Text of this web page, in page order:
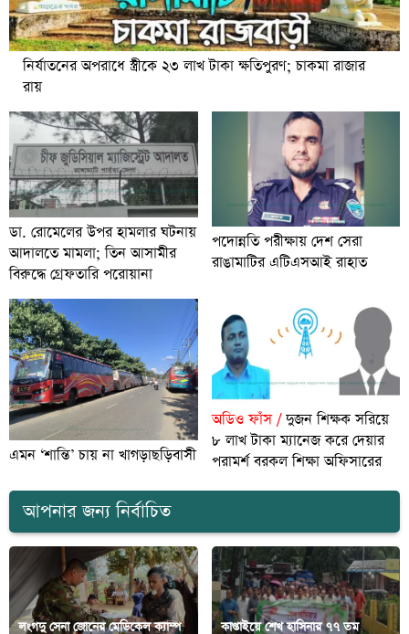
নির্যাতনের অপরাধে স্ত্রীকে ২৩ লাখ টাকা ক্ষতিপুরণ; চাকমা রাজার
রায়
ডা. রোমেলের উপর হামলার ঘটনায়
আদালতে মামলা; তিন আসামীর
বিরুদ্ধে গ্রেফতারি পরোয়ানা
পদোন্নতি পরীক্ষায় দেশ সেরা
রাঙামাটির এটিএসআই রাহাত
এমন ‘শান্তি’ চায় না খাগড়াছড়িবাসী
অডিও ফাঁস /দুজন শিক্ষক সরিয়ে
৮ লাখ টাকা ম্যানেজ করে দেয়ার
পরামর্শ বরকল শিক্ষা অফিসারের
আপনার জন্য নির্বাচিত
লংগদু সেনা জোনের মেডিকেল ক্যাম্প
কাপ্তাইয়ে শেখ হাসিনার ৭৭ তম